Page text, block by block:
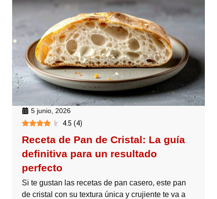
5 junio, 2026
4.5 (4)
Receta de Pan de Cristal: La guía
definitiva para un resultado
perfecto
Si te gustan las recetas de pan casero, este pan
de cristal con su textura única y crujiente te va a